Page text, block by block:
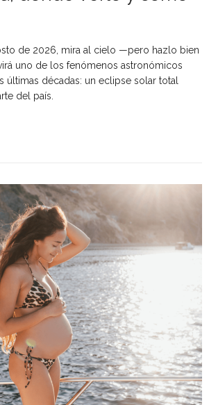
de 2026, mira al cielo —pero hazlo bien
uno de los fenómenos astronómicos
últimas décadas: un eclipse solar total
del país.